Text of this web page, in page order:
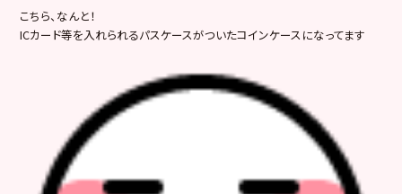
こちら、なんと！
ICカード等を入れられるパスケースがついたコインケースになってます